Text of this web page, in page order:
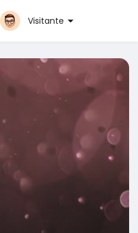
Visitante